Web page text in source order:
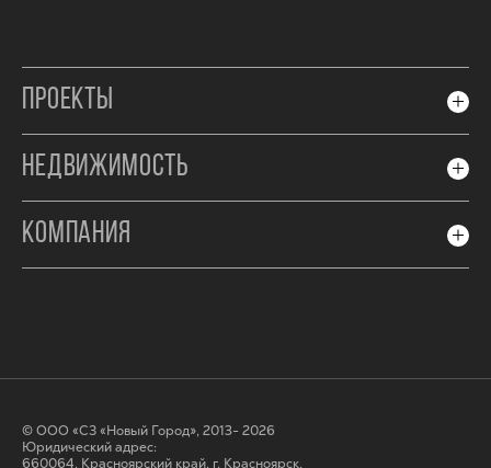
ПРОЕКТЫ
НЕДВИЖИМОСТЬ
КОМПАНИЯ
© ООО «СЗ «Новый Город», 2013- 2026
Юридический адрес:
660064, Красноярский край, г. Красноярск,